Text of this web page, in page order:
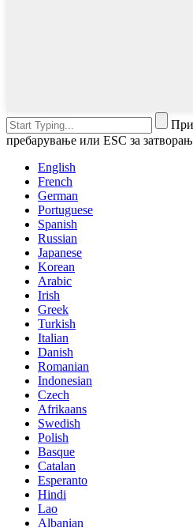
пребарување или ESC за
English
French
German
Portuguese
Spanish
Russian
Japanese
Korean
Arabic
Irish
Greek
Turkish
Italian
Danish
Romanian
Indonesian
Czech
Afrikaans
Swedish
Polish
Basque
Catalan
Esperanto
Hindi
Lao
Albanian